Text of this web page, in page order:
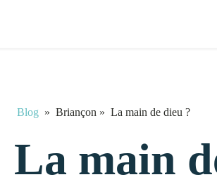
Blog » Briançon » La main de dieu ?
La main